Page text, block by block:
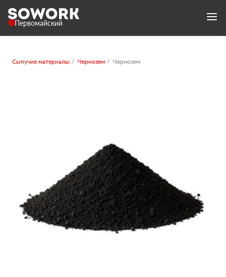
Первомайский
Сыпучие материалы Чернозем Чернозем